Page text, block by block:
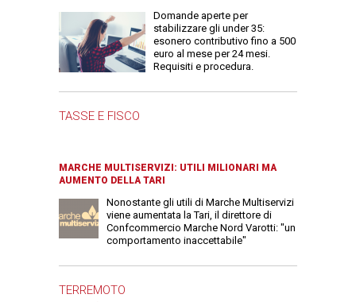
Domande aperte per
stabilizzare gli under 35:
esonero contributivo fino a 500
euro al mese per 24 mesi.
Requisiti e procedura.
TASSE E FISCO
MARCHE MULTISERVIZI: UTILI MILIONARI MA
AUMENTO DELLA TARI
Nonostante gli utili di Marche Multiservizi
viene aumentata la Tari, il direttore di
Confcommercio Marche Nord Varotti: "un
comportamento inaccettabile"
TERREMOTO